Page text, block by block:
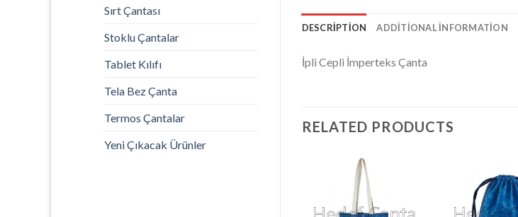
Sırt Çantası
Stoklu Çantalar
Tablet Kılıfı
Tela Bez Çanta
Termos Çantalar
Yeni Çıkacak Ürünler
DESCRIPTION ADDITIONAL INFORMATION
İpli Cepli İmperteks Çanta
RELATED PRODUCTS